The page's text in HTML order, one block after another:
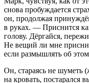
снова пробуждается
он, продолжая
в руках. — Приснится
голову. Дёргайся,
Не вещий ли мне
если размышлять об
Он, стараясь не шуметь
на кровать, постарался